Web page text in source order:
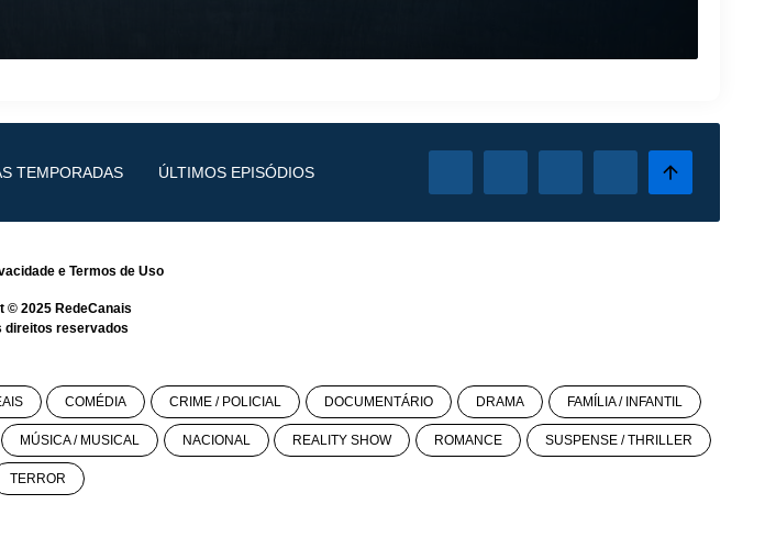
TEMPORADAS ÚLTIMOS EPISÓDIOS
e Termos de Uso
© 2025 RedeCanais
direitos reservados
COMÉDIA CRIME / POLICIAL DOCUMENTÁRIO DRAMA FAMÍLIA / INFANTIL
MÚSICA / MUSICAL NACIONAL REALITY SHOW ROMANCE SUSPENSE / THRILLER
TERROR